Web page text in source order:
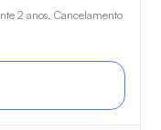
2 anos. Cancelamento